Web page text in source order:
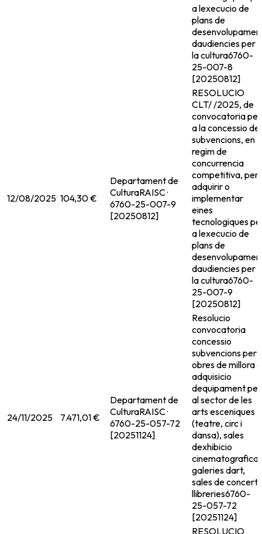
a lexecucio de
plans de
daudiencies per a
la cultura6760-
25-007-8
[20250812]
12/08/2025 104,30 €
Departament de
CulturaRAISC ·
6760-25-007-9
[20250812]
RESOLUCIO
CLT/ /2025, de
convocatoria per
a la concessio de
subvencions, en
regim de
concurrencia
competitiva, per
adquirir o
implementar
eines
tecnologiques
a lexecucio de
plans de
daudiencies per a
la cultura6760-
25-007-9
[20250812]
24/11/2025 7.471,01 €
Departament de
CulturaRAISC ·
6760-25-057-72
[20251124]
Resolucio
convocatoria
concessio
subvencions per
obres de millora o
adquisicio
dequipament per
al sector de les
arts esceniques
(teatre, circ i
dansa), sales
dexhibicio
cinematografica,
galeries dart,
sales de concert i
llibreries6760-
25-057-72
[20251124]
RESOLUCIO